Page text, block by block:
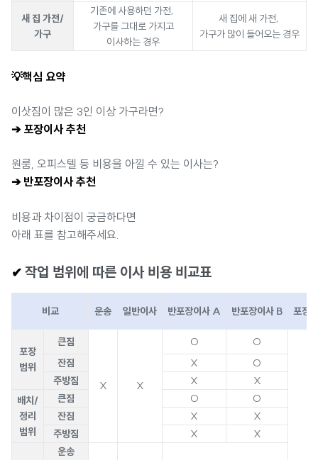
새 집 가전/
가구
기존에 사용하던 가전,
가구를 그대로 가지고
이사하는 경우
새 집에 새 가전,
가구가 많이 들어오는 경우
💡핵심 요약
이삿짐이 많은 3인 이상 가구라면?
➔ 포장이사 추천
원룸, 오피스텔 등 비용을 아낄 수 있는 이사는?
➔ 반포장이사 추천
비용과 차이점이 궁금하다면
아래 표를 참고해주세요.
✔ 작업 범위에 따른 이사 비용 비교표
비교 운송 일반이사 반포장이사 A 반포장이사 B 포장
포장
범위
큰짐
X X
O O
잔짐 X
O
주방짐
X
X
배치/
정리
범위
큰짐 O
O
잔짐
X
X
주방짐
X X
운송